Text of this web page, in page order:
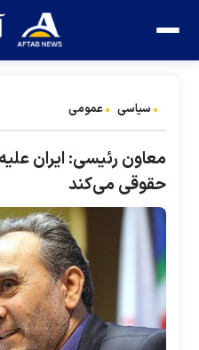
سیاسی عمومی
معاون رئیسی: ایران
حقوقی می‌کند